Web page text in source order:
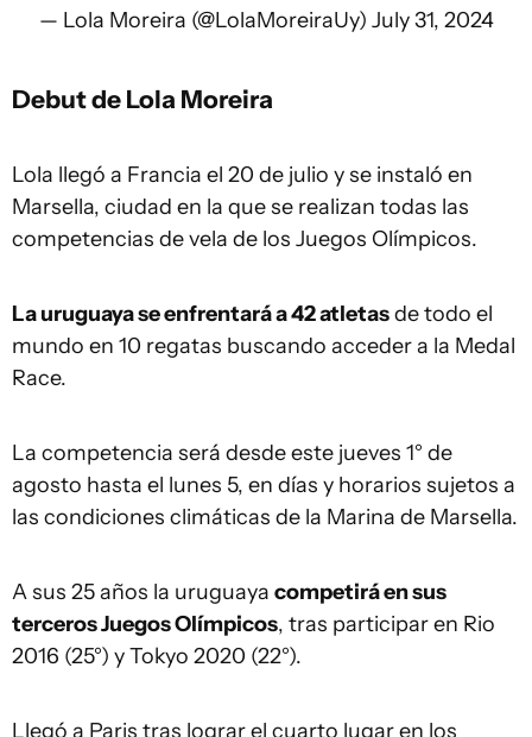
— Lola Moreira (@LolaMoreiraUy) July 31, 2024
Debut de Lola Moreira
Lola llegó a Francia el 20 de julio y se instaló en
Marsella, ciudad en la que se realizan todas las
competencias de vela de los Juegos Olímpicos.
La uruguaya se enfrentará a 42 atletasde todo el
mundo en 10 regatas buscando acceder a la Medal
Race.
La competencia será desde este jueves 1° de
agosto hasta el lunes 5, en días y horarios sujetos a
las condiciones climáticas de la Marina de Marsella.
A sus 25 años la uruguaya competirá en sus
terceros Juegos Olímpicos, tras participar en Rio
2016 (25°) y Tokyo 2020 (22°).
Llegó a Paris tras lograr el cuarto lugar en los